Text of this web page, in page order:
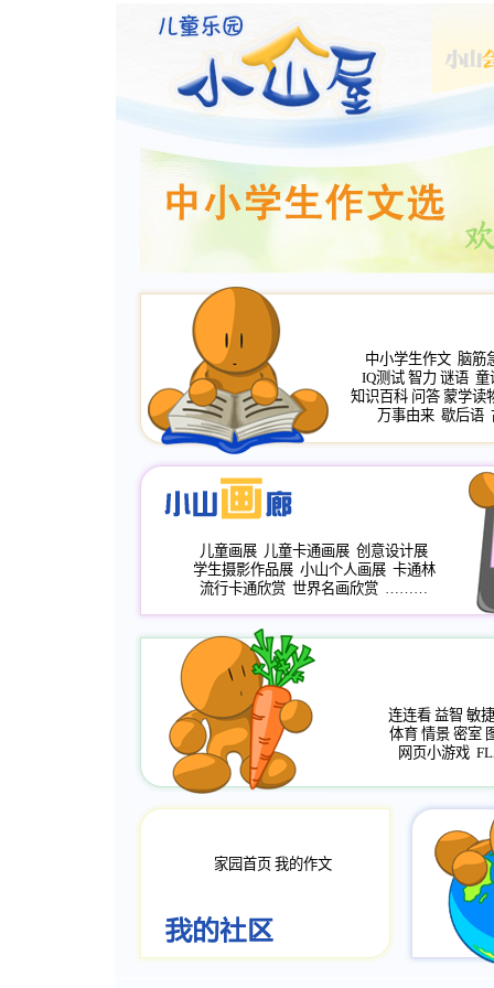
中小学生作文 脑筋
IQ测试 智力 谜语 童
知识百科 问答 蒙学读
万事由来 歇后语
儿童画展 儿童卡通画展 创意设计展
学生摄影作品展 小山个人画展 卡通林
流行卡通欣赏 世界名画欣赏 ………
连连看 益智 敏捷
体育 情景 密室
网页小游戏
家园首页 我的作文